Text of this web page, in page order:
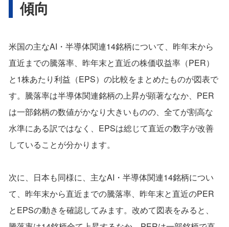
傾向
米国の主なAI・半導体関連14銘柄について、昨年末から
直近までの騰落率、昨年末と直近の株価収益率（PER）
と1株あたり利益（EPS）の比較をまとめたものが図表で
す。騰落率は半導体関連銘柄の上昇が顕著ななか、PER
は一部銘柄の数値がかなり大きいものの、全てが割高な
水準にある訳ではなく、EPSは総じて直近の数字が改善
していることが分かります。
次に、日本も同様に、主なAI・半導体関連14銘柄につい
て、昨年末から直近までの騰落率、昨年末と直近のPER
とEPSの動きを確認してみます。改めて図表をみると、